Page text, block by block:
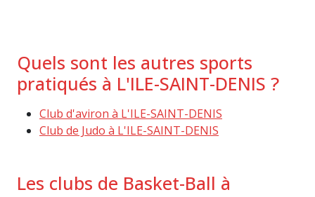
Quels sont les autres sports
pratiqués à L'ILE-SAINT-DENIS ?
Club d'aviron à L'ILE-SAINT-DENIS
Club de Judo à L'ILE-SAINT-DENIS
Les clubs de Basket-Ball à